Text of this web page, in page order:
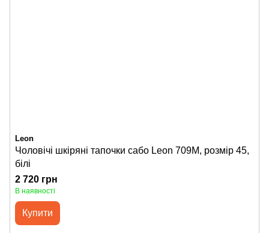
Leon
Чоловічі шкіряні тапочки сабо Leon 709M, розмір 45,
білі
2 720 грн
В наявності
Купити